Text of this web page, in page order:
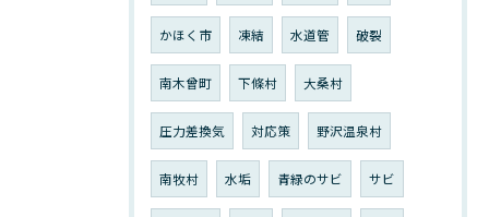
かほく市 凍結 水道管 破裂
南木曾町 下條村 大桑村
圧力差換気 対応策 野沢温泉村
南牧村 水垢 青緑のサビ サビ